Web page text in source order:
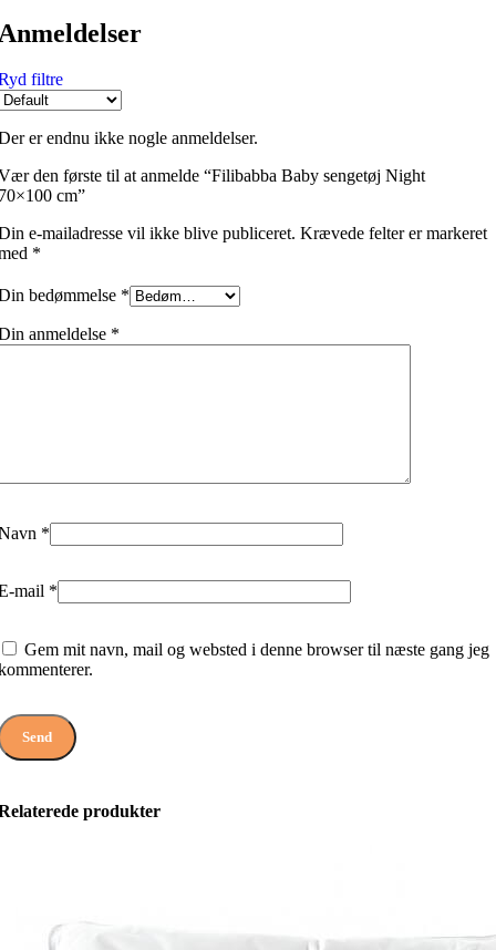
filtre
er endnu ikke nogle anmeldelser.
den første til at anmelde “Filibabba Baby sengetøj Night
cm”
e-mailadresse vil ikke blive publiceret. Krævede felter er markeret
*
bedømmelse *
anmeldelse *
*
mail *
Gem mit navn, mail og websted i denne browser til næste gang jeg
produkter